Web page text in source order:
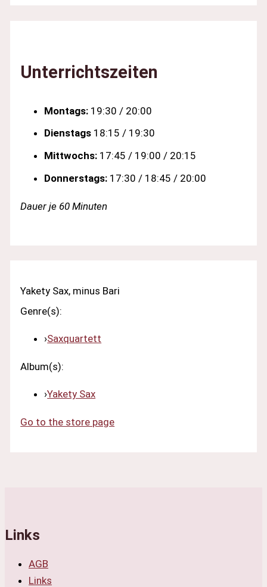
Unterrichtszeiten
Montags: 19:30 / 20:00
Dienstags 18:15 / 19:30
Mittwochs: 17:45 / 19:00 / 20:15
Donnerstags: 17:30 / 18:45 / 20:00
Dauer je 60 Minuten
Yakety Sax, minus Bari
Genre(s):
›Saxquartett
Album(s):
›Yakety Sax
Go to the store page
Links
AGB
Links